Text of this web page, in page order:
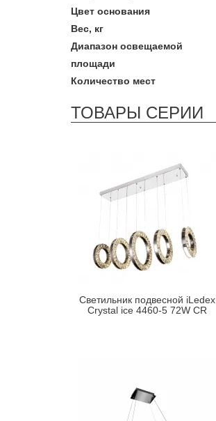
Цвет основания
Вес, кг
Диапазон освещаемой
площади
Количество мест
ТОВАРЫ СЕРИИ
Светильник подвесной iLedex
Crystal ice 4460-5 72W CR